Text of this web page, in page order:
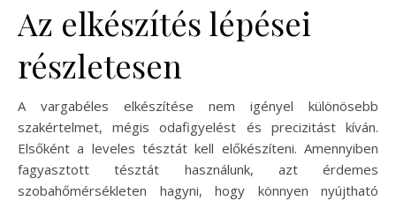
Az elkészítés lépései
részletesen
A vargabéles elkészítése nem igényel különösebb
szakértelmet, mégis odafigyelést és precizitást kíván.
Elsőként a leveles tésztát kell előkészíteni. Amennyiben
fagyasztott tésztát használunk, azt érdemes
szobahőmérsékleten hagyni, hogy könnyen nyújtható